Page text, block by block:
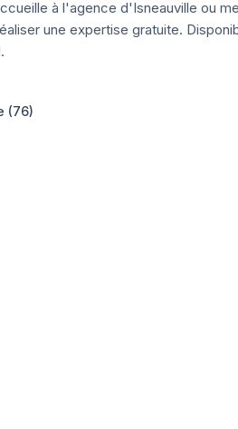
à l'agence d'Isneauville ou
une expertise gratuite.
(76)